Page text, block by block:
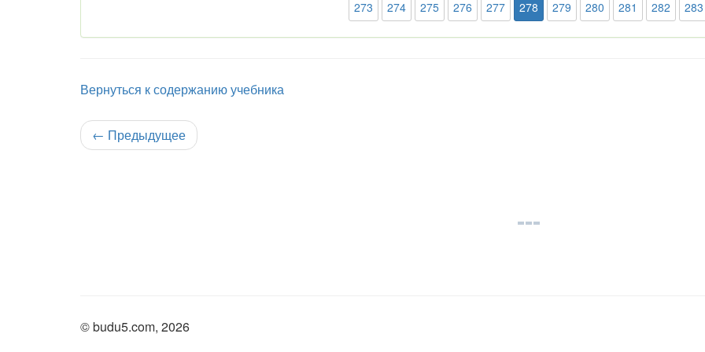
273 274 275 276 277 278 279 280 281 282 283
Вернуться к содержанию учебника
← Предыдущее
© budu5.com, 2026